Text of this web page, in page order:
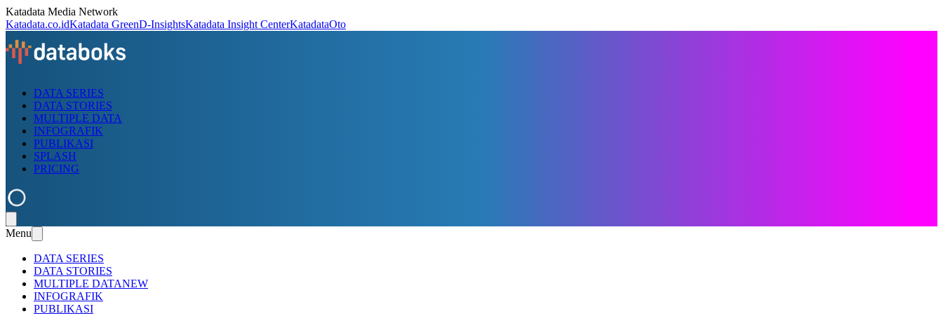
Katadata Media Network
Katadata.co.idKatadata GreenD-InsightsKatadata Insight CenterKatadataOto
DATA SERIES
DATA STORIES
MULTIPLE DATA
INFOGRAFIK
PUBLIKASI
SPLASH
PRICING
Menu
DATA SERIES
DATA STORIES
MULTIPLE DATANEW
INFOGRAFIK
PUBLIKASI